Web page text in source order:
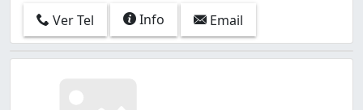
Ver Tel Info Email